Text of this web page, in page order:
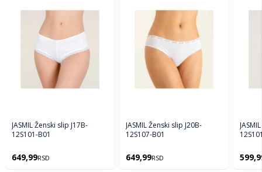
JASMIL Ženski slip J17B-
12S101-B01
649,99RSD
JASMIL Ženski slip J20B-
12S107-B01
649,99RSD